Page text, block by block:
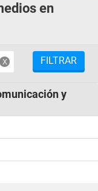
en
FILTRAR
y